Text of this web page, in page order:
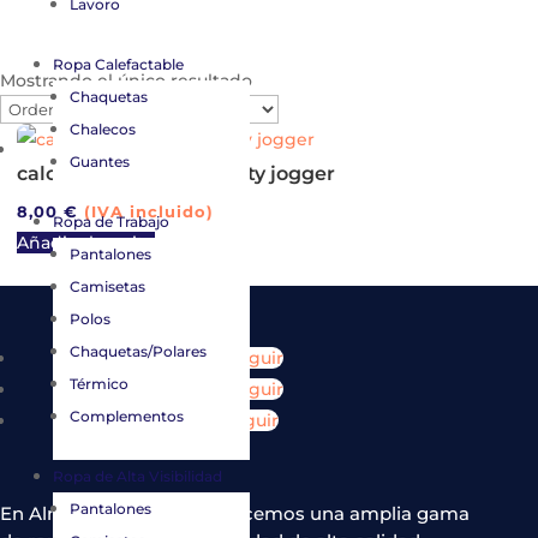
Lavoro
Ropa Calefactable
Chaquetas
Chalecos
Guantes
Ropa de Trabajo
Pantalones
Camisetas
Polos
Chaquetas/Polares
Térmico
Complementos
Ropa de Alta Visibilidad
Pantalones
Mostrando el único resultado
calcetin de trabajo safety jogger
8,00 € (IVA incluido)
Añadir al carrito
Seguir
Seguir
Seguir
En Almacenes Gredos ofrecemos una amplia gama